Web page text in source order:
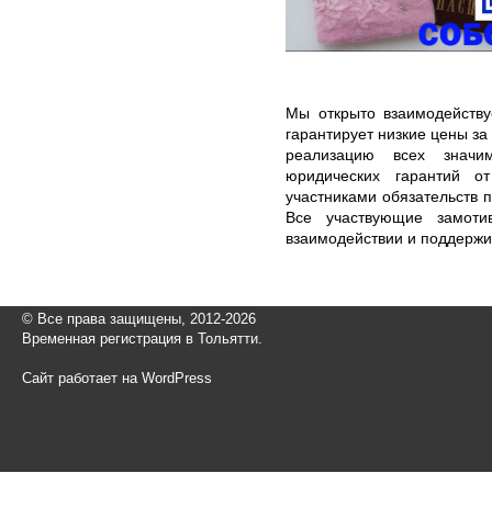
Мы открыто
гарантирует низкие цены
реализацию всех
юридических гарантий
участниками обязательств
Все участвующие
взаимодействии и
© Все права защищены, 2012-2026
Временная регистрация в Тольятти.
Сайт работает на WordPress